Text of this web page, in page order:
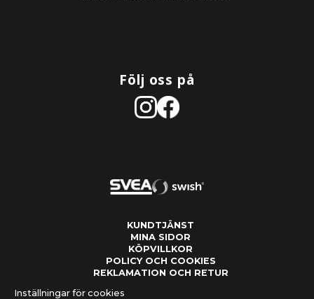
Följ oss på
KUNDTJÄNST
MINA SIDOR
KÖPVILLKOR
POLICY OCH COOKIES
REKLAMATION OCH RETUR
Inställningar för cookies